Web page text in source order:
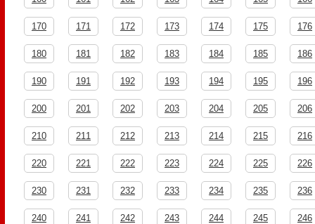
170 171 172 173 174 175 176
180 181 182 183 184 185 186
190 191 192 193 194 195 196
200 201 202 203 204 205 206
210 211 212 213 214 215 216
220 221 222 223 224 225 226
230 231 232 233 234 235 236
240 241 242 243 244 245 246